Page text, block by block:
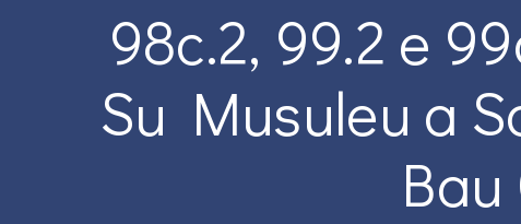
98c.2, 99.2 e
Su Musuleu a